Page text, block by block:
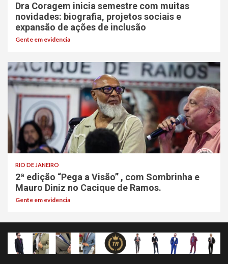
Dra Coragem inicia semestre com muitas
novidades: biografia, projetos sociais e
expansão de ações de inclusão
Gente em evidencia
RIO DE JANEIRO
2ª edição “Pega a Visão” , com Sombrinha e
Mauro Diniz no Cacique de Ramos.
Gente em evidencia